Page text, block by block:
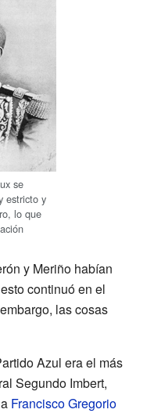
se
estricto y
lo que
y Meriño habían
continuó en el
las cosas
Azul era el más
Segundo Imbert,
Francisco Gregorio